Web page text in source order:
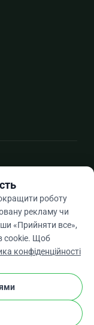
і файли cookie
роботу
рекламу чи
«Прийняти все»,
cookie. Щоб
конфіденційності